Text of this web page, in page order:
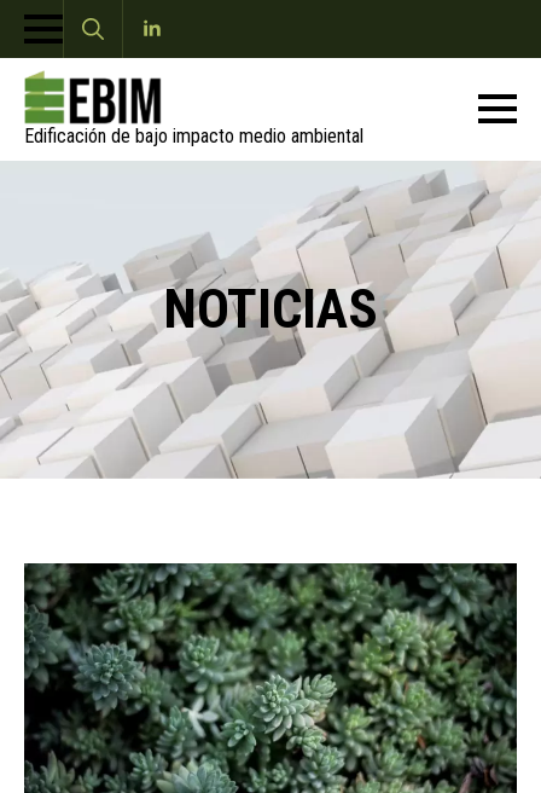
for:
Edificación de bajo impacto medio ambiental
NOTICIAS